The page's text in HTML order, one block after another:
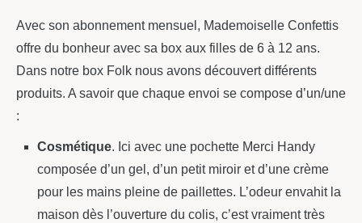
Avec son abonnement mensuel, Mademoiselle Confettis
offre du bonheur avec sa box aux filles de 6 à 12 ans.
Dans notre box Folk nous avons découvert différents
produits. A savoir que chaque envoi se compose d’un/une
:
Cosmétique. Ici avec une pochette Merci Handy
composée d’un gel, d’un petit miroir et d’une crème
pour les mains pleine de paillettes. L’odeur envahit la
maison dès l’ouverture du colis, c’est vraiment très